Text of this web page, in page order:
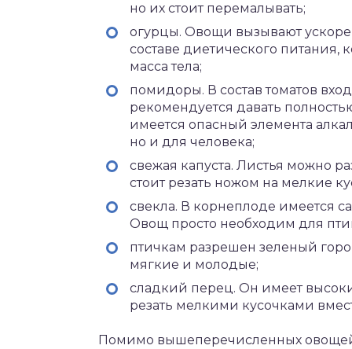
но их стоит перемалывать;
огурцы. Овощи вызывают
составе диетического питания,
масса тела;
помидоры. В состав томатов
рекомендуется давать
имеется опасный элемента
но и для человека;
свежая капуста. Листья можно
стоит резать ножом на мелкие
свекла. В корнеплоде имеется
Овощ просто необходим для
птичкам разрешен зеленый
мягкие и молодые;
сладкий перец. Он имеет
резать мелкими кусочками
Помимо вышеперечисленных